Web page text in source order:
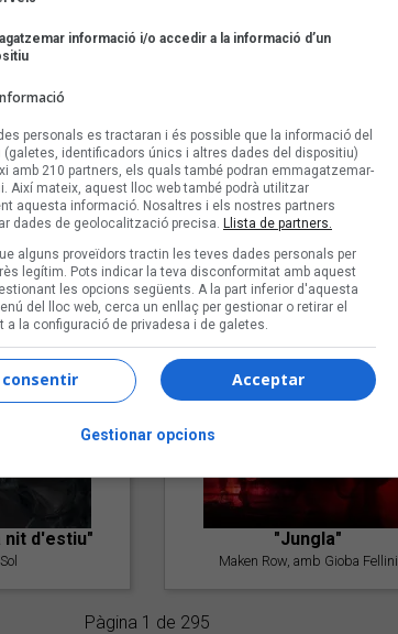
malo"
Pep Álvarez amb Joan Muntaner
(Xanguito)
nit d'estiu" "Jungla"
Maken Row, amb Gioba Fellini
Pàgina 1 de 295
informació i/o accedir a la informació d’un
personals es tractaran i és possible que la informació del
(galetes, identificadors únics i altres dades del dispositiu)
amb 210 partners, els quals també podran emmagatzemar-
Així mateix, aquest lloc web també podrà utilitzar
aquesta informació. Nosaltres i els nostres partners
dades de geolocalització precisa. Llista de partners.
alguns proveïdors tractin les teves dades personals per
legítim. Pots indicar la teva disconformitat amb aquest
les opcions següents. A la part inferior d'aquesta
del lloc web, cerca un enllaç per gestionar o retirar el
a la configuració de privadesa i de galetes.
Acceptar
consentir
Gestionar opcions